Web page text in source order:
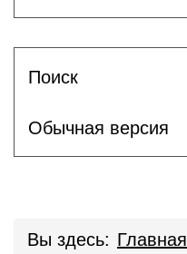
Поиск
Обычная версия
Вы здесь: Главная